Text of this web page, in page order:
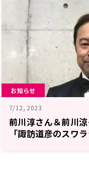
お知らせ
7/12, 2023
前川淳さん＆前川
「諏訪道彦のスワラ